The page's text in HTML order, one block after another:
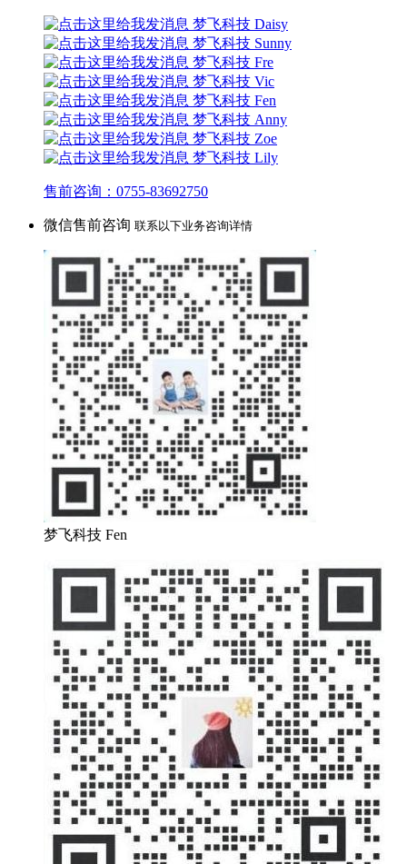
梦飞科技 Daisy
梦飞科技 Sunny
梦飞科技 Fre
梦飞科技 Vic
梦飞科技 Fen
梦飞科技 Anny
梦飞科技 Zoe
梦飞科技 Lily
售前咨询：0755-83692750
微信售前咨询 联系以下业务咨询详情
梦飞科技 Fen